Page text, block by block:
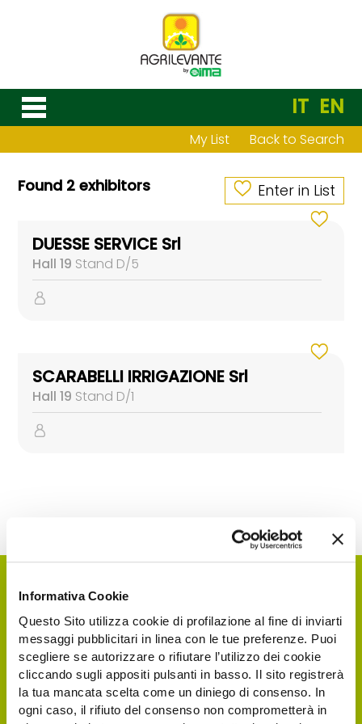
Informativa Cookie
Questo Sito utilizza cookie di profilazione al fine di inviarti
messaggi pubblicitari in linea con le tue preferenze. Puoi
scegliere se autorizzare o rifiutare l’utilizzo dei cookie
cliccando sugli appositi pulsanti in basso. Il sito registrerà
la tua mancata scelta come un diniego di consenso. In
ogni caso, il rifiuto del consenso non comprometterà in
IT EN
My List Back to Search
Found 2 exhibitors Enter in List
DUESSE SERVICE Srl
Hall 19 Stand D/5
SCARABELLI IRRIGAZIONE Srl
Hall 19 Stand D/1